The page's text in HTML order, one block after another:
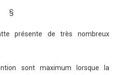
§
présente de très nombreux
sont maximum lorsque la